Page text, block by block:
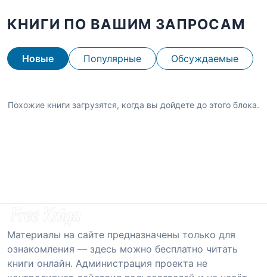
КНИГИ ПО ВАШИМ ЗАПРОСАМ
Новые Популярные Обсуждаемые
Похожие книги загрузятся, когда вы дойдете до этого блока.
Материалы на сайте предназначены только для
ознакомления — здесь можно бесплатно читать
книги онлайн. Администрация проекта не